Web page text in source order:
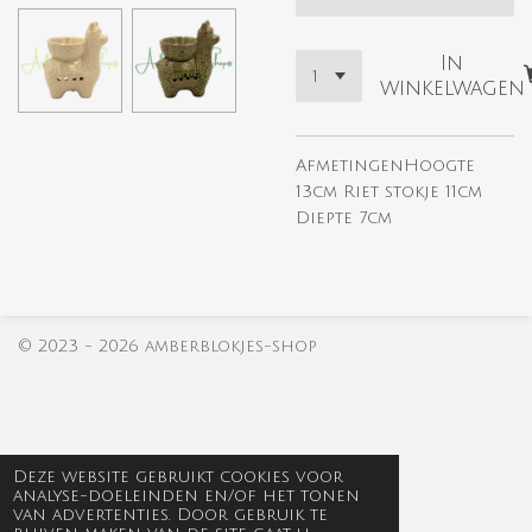
Deze website gebruikt cookies voor
analyse-doeleinden en/of het tonen
van advertenties. Door gebruik te
In
winkelwagen
AfmetingenHoogte
13cm Riet stokje 11cm
Diepte 7cm
© 2023 - 2026 amberblokjes-shop